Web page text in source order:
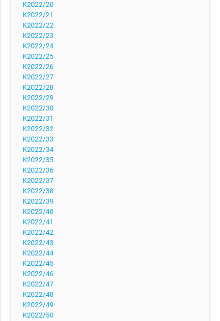
K2022/20
K2022/21
K2022/22
K2022/23
K2022/24
K2022/25
K2022/26
K2022/27
K2022/28
K2022/29
K2022/30
K2022/31
K2022/32
K2022/33
K2022/34
K2022/35
K2022/36
K2022/37
K2022/38
K2022/39
K2022/40
K2022/41
K2022/42
K2022/43
K2022/44
K2022/45
K2022/46
K2022/47
K2022/48
K2022/49
K2022/50